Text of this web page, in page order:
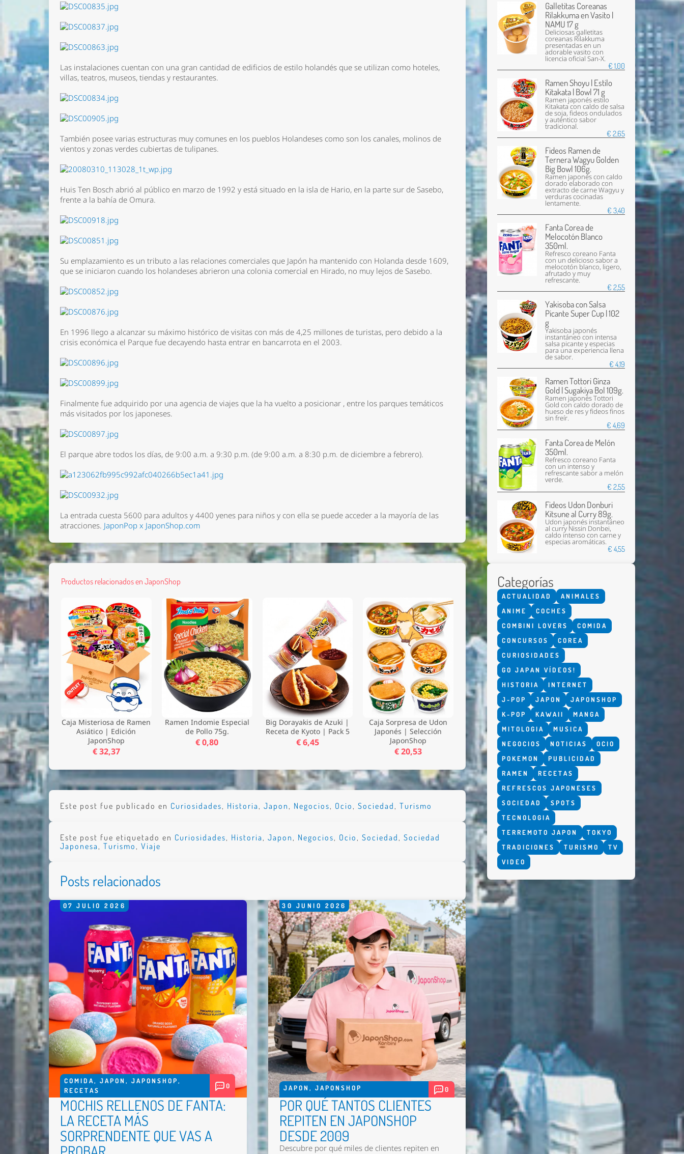
Las instalaciones cuentan con una gran cantidad de edificios de estilo holandés que se utilizan como hoteles,
villas, teatros, museos, tiendas y restaurantes.
También posee varias estructuras muy comunes en los pueblos Holandeses como son los canales, molinos de
vientos y zonas verdes cubiertas de tulipanes.
Huis Ten Bosch abrió al público en marzo de 1992 y está situado en la isla de Hario, en la parte sur de Sasebo,
frente a la bahía de Omura.
Su emplazamiento es un tributo a las relaciones comerciales que Japón ha mantenido con Holanda desde 1609,
que se iniciaron cuando los holandeses abrieron una colonia comercial en Hirado, no muy lejos de Sasebo.
En 1996 llego a alcanzar su máximo histórico de visitas con más de 4,25 millones de turistas, pero debido a la
crisis económica el Parque fue decayendo hasta entrar en bancarrota en el 2003.
Finalmente fue adquirido por una agencia de viajes que la ha vuelto a posicionar , entre los parques temáticos
más visitados por los japoneses.
El parque abre todos los días, de 9:00 a.m. a 9:30 p.m. (de 9:00 a.m. a 8:30 p.m. de diciembre a febrero).
La entrada cuesta 5600 para adultos y 4400 yenes para niños y con ella se puede acceder a la mayoría de las
atracciones. JaponPop x JaponShop.com
Productos relacionados en JaponShop
Caja Misteriosa de Ramen
Asiático | Edición
JaponShop
€ 32,37
Ramen Indomie Especial
de Pollo 75g.
€ 0,80
Big Dorayakis de Azuki |
Receta de Kyoto | Pack 5
€ 6,45
Caja Sorpresa de Udon
Japonés | Selección
JaponShop
€ 20,53
Este post fue publicado en Curiosidades, Historia ,Japon , Negocios, Ocio ,Sociedad ,Turismo
Este post fue etiquetado en Curiosidades, Historia ,Japon , Negocios, Ocio ,Sociedad ,Sociedad
Japonesa ,Turismo ,Viaje
Posts relacionados
07 JULIO 2026
COMIDA,JAPON,JAPONSHOP,
RECETAS
0
MOCHIS RELLENOS DE FANTA:
LA RECETA MÁS
SORPRENDENTE QUE VAS A
30 JUNIO 2026
JAPON , JAPONSHOP 0
POR QUÉ TANTOS CLIENTES
REPITEN EN JAPONSHOP
DESDE 2009
Descubre por qué miles de clientes repiten en
Galletitas Coreanas
Rilakkuma en Vasito |
NAMU 17 g
Deliciosas galletitas
coreanas Rilakkuma
presentadas en un
adorable vasito con
licencia oficial San-X.
€ 1,00
Ramen Shoyu | Estilo
Kitakata | Bowl 71 g
Ramen japonés estilo
Kitakata con caldo de salsa
de soja, fideos ondulados
y auténtico sabor
tradicional.
€ 2,65
Fideos Ramen de
Ternera Wagyu Golden
Big Bowl 106g.
Ramen japonés con caldo
dorado elaborado con
extracto de carne Wagyu y
verduras cocinadas
lentamente.
€ 3,40
Fanta Corea de
Melocotón Blanco
350ml.
Refresco coreano Fanta
con un delicioso sabor a
melocotón blanco, ligero,
afrutado y muy
refrescante.
€ 2,55
Yakisoba con Salsa
Picante Super Cup | 102
g
Yakisoba japonés
instantáneo con intensa
salsa picante y especias
para una experiencia llena
de sabor.
€ 4,19
Ramen Tottori Ginza
Gold | Sugakiya Bol 109g.
Ramen japonés Tottori
Gold con caldo dorado de
hueso de res y fideos finos
sin freír.
€ 4,69
Fanta Corea de Melón
350ml.
Refresco coreano Fanta
con un intenso y
refrescante sabor a melón
verde.
€ 2,55
Fideos Udon Donburi
Kitsune al Curry 89g.
Udon japonés instantáneo
al curry Nissin Donbei,
caldo intenso con carne y
especias aromáticas.
€ 4,55
Categorías
ACTUALIDAD
ANIMALES
ANIME
COCHES
COMBINI LOVERS
COMIDA
CONCURSOS
COREA
CURIOSIDADES
GO JAPAN VÍDEOS!
HISTORIA
INTERNET
J-POP
JAPON
JAPONSHOP
K-POP
KAWAII
MANGA
MITOLOGIA
MUSICA
NEGOCIOS
NOTICIAS
OCIO
POKEMON
PUBLICIDAD
RAMEN
RECETAS
REFRESCOS JAPONESES
SOCIEDAD
SPOTS
TECNOLOGIA
TERREMOTO JAPON
TOKYO
TRADICIONES
TURISMO
TV
VIDEO
Nombre *
Enviar